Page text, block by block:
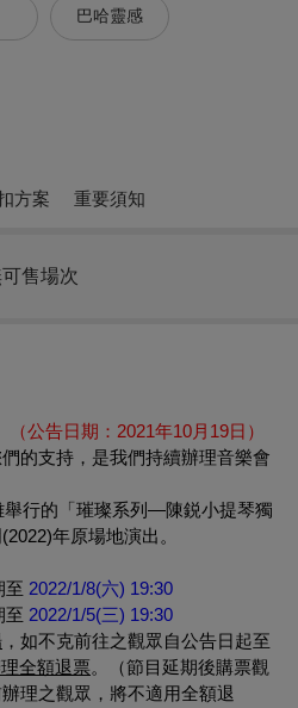
巴哈靈感
方案 重要須知
售場次
（公告日期：2021年10月19日）
的支持，是我們持續辦理音樂會
舉行的「璀璨系列—陳鋭小提琴獨
年原場地演出。
至 2022/1/8(六) 19:30
至 2022/1/5(三) 19:30
，如不克前往之觀眾自公告日起至
全額退票。（節目延期後購票觀
理之觀眾，將不適用全額退